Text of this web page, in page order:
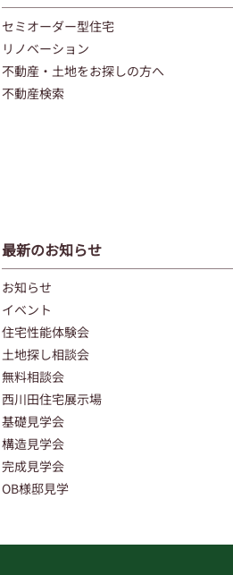
セミオーダー型住宅
リノベーション
不動産・土地をお探しの方へ
不動産検索
最新のお知らせ
お知らせ
イベント
住宅性能体験会
土地探し相談会
無料相談会
西川田住宅展示場
基礎見学会
構造見学会
完成見学会
OB様邸見学